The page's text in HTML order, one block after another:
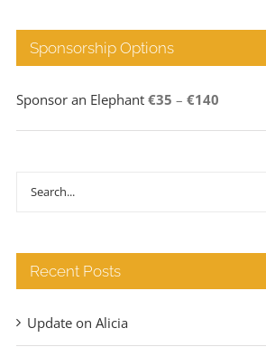
Sponsorship Options
Sponsor an Elephant €35 – €140Price
range:
Search
Recent Posts
Update on Alicia